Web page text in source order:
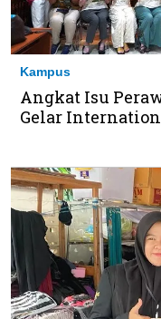
Kampus
Angkat Isu
Gelar